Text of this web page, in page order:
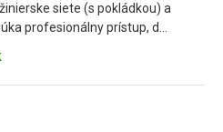
siete (s pokládkou) a
profesionálny prístup, d...